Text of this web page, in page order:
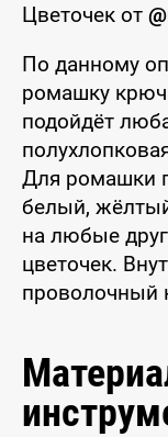
Цветочек от
По данному
ромашку
подойдёт
Для ромашки
белый,
на любые
цветочек.
проволочный